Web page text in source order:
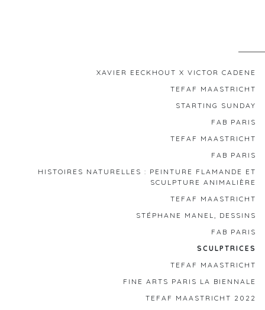
XAVIER EECKHOUT X VICTOR CADENE
TEFAF MAASTRICHT
STARTING SUNDAY
FAB PARIS
TEFAF MAASTRICHT
FAB PARIS
HISTOIRES NATURELLES : PEINTURE FLAMANDE ET
SCULPTURE ANIMALIÈRE
TEFAF MAASTRICHT
STÉPHANE MANEL, DESSINS
FAB PARIS
SCULPTRICES
TEFAF MAASTRICHT
FINE ARTS PARIS LA BIENNALE
TEFAF MAASTRICHT 2022